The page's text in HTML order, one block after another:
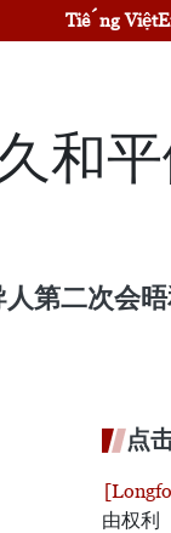
Tiếng Việt
和
第二次会
点
由权利